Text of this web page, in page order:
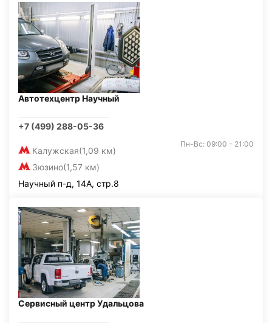
Автотехцентр Научный
+7 (499) 288-05-36
Калужская(1,09 км)
Зюзино(1,57 км)
Пн-Вс: 09:00 - 21:00
Научный п-д, 14А, стр.8
Сервисный центр Удальцова